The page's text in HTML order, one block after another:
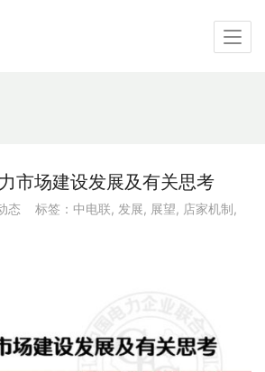
市场建设发展及有关思考
态 标签： 中电联, 发展, 展望, 店家机制,